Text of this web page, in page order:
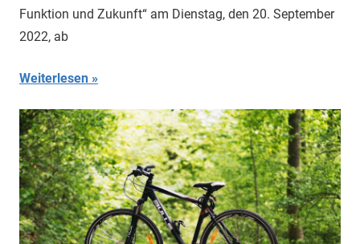
Funktion und Zukunft“ am Dienstag, den 20. September
2022, ab
Weiterlesen